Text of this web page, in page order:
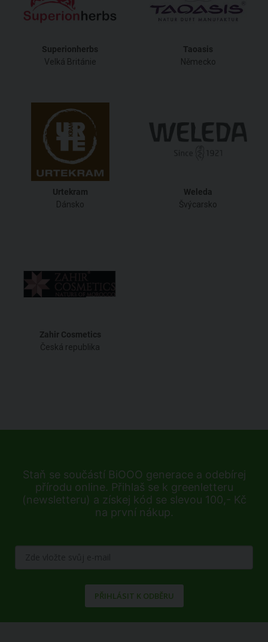
Superionherbs
Velká Británie
Taoasis
Německo
Urtekram
Dánsko
Weleda
Švýcarsko
Zahir Cosmetics
Česká republika
Staň se součástí BiOOO generace a odebírej
přírodu online. Přihlaš se k greenletteru
(newsletteru) a získej kód se slevou 100,- Kč
na první nákup.
PŘIHLÁSIT K ODBĚRU